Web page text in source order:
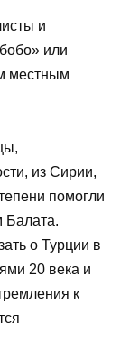
и
или
местным
из Сирии,
помогли
Балата.
о Турции в
20 века и
к